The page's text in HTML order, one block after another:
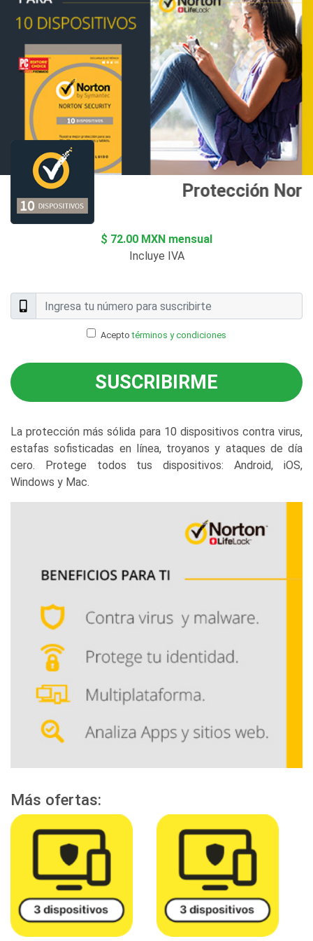
Protección
$ 72.00 MXN mensual
Incluye IVA
Aceptotérminos y condiciones
SUSCRIBIRME
La protección más sólida para 10 dispositivos contra virus,
estafas sofisticadas en línea, troyanos y ataques de día
cero. Protege todos tus dispositivos: Android, iOS,
Windows y Mac.
Más ofertas: